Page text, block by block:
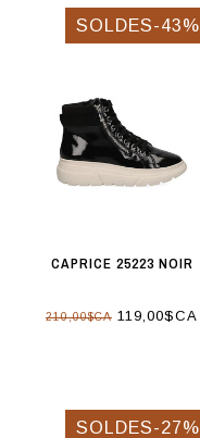
SOLDES-43%
CAPRICE 25223 NOIR
210,00$CA 119,00$CA
SOLDES-27%